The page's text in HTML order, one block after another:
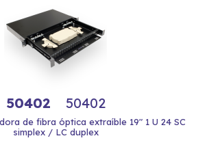
50402 50402
de fibra óptica extraíble 19" 1 U 24 SC
simplex / LC duplex